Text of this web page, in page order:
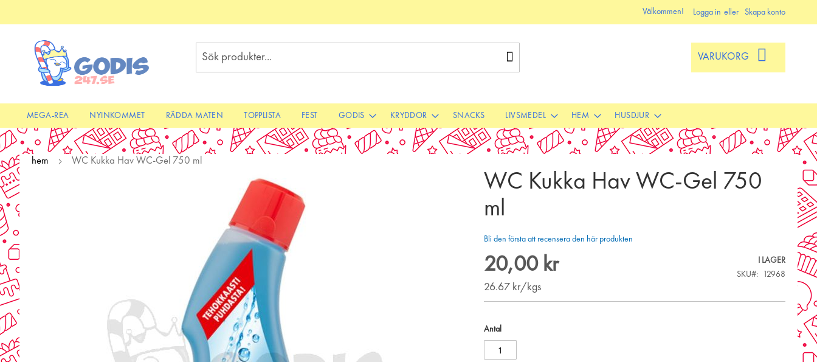
to
Välkommen! Logga in Skapa konto
VARUKORG
MEGA-REA NYINKOMMET RÄDDA MATEN TOPPLISTA FEST GODIS KRYDDOR SNACKS LIVSMEDEL HEM HUSDJUR
hem WC Kukka Hav WC-Gel 750 ml
WC Kukka Hav WC-Gel 750
ml
Bli den första att recensera den här produkten
20,00 kr
26.67 kr/kgs
I LAGER
SKU
12968
Antal